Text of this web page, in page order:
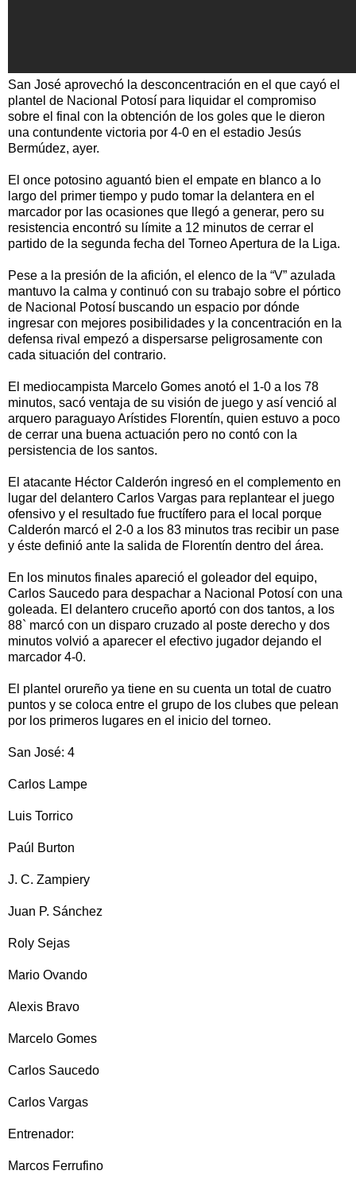
San José aprovechó la desconcentración en el que cayó el
plantel de Nacional Potosí para liquidar el compromiso
sobre el final con la obtención de los goles que le dieron
una contundente victoria por 4-0 en el estadio Jesús
Bermúdez, ayer.
El once potosino aguantó bien el empate en blanco a lo
largo del primer tiempo y pudo tomar la delantera en el
marcador por las ocasiones que llegó a generar, pero su
resistencia encontró su límite a 12 minutos de cerrar el
partido de la segunda fecha del Torneo Apertura de la Liga.
Pese a la presión de la afición, el elenco de la “V” azulada
mantuvo la calma y continuó con su trabajo sobre el pórtico
de Nacional Potosí buscando un espacio por dónde
ingresar con mejores posibilidades y la concentración en la
defensa rival empezó a dispersarse peligrosamente con
cada situación del contrario.
El mediocampista Marcelo Gomes anotó el 1-0 a los 78
minutos, sacó ventaja de su visión de juego y así venció al
arquero paraguayo Arístides Florentín, quien estuvo a poco
de cerrar una buena actuación pero no contó con la
persistencia de los santos.
El atacante Héctor Calderón ingresó en el complemento en
lugar del delantero Carlos Vargas para replantear el juego
ofensivo y el resultado fue fructífero para el local porque
Calderón marcó el 2-0 a los 83 minutos tras recibir un pase
y éste definió ante la salida de Florentín dentro del área.
En los minutos finales apareció el goleador del equipo,
Carlos Saucedo para despachar a Nacional Potosí con una
goleada. El delantero cruceño aportó con dos tantos, a los
88` marcó con un disparo cruzado al poste derecho y dos
minutos volvió a aparecer el efectivo jugador dejando el
marcador 4-0.
El plantel orureño ya tiene en su cuenta un total de cuatro
puntos y se coloca entre el grupo de los clubes que pelean
por los primeros lugares en el inicio del torneo.
San José: 4
Carlos Lampe
Luis Torrico
Paúl Burton
J. C. Zampiery
Juan P. Sánchez
Roly Sejas
Mario Ovando
Alexis Bravo
Marcelo Gomes
Carlos Saucedo
Carlos Vargas
Entrenador:
Marcos Ferrufino